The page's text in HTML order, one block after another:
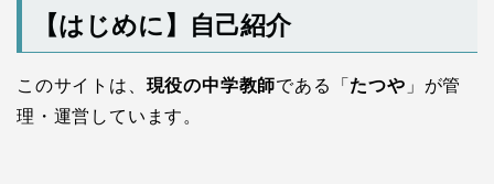
【はじめに】自己紹介
このサイトは、 現役の中学教師である「 たつや 」が管
理・運営しています。